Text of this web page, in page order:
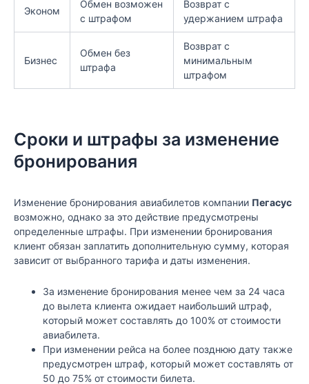
Эконом
Обмен возможен
с штрафом
Возврат с
удержанием штрафа
Бизнес
Обмен без
штрафа
Возврат с
минимальным
штрафом
Сроки и штрафы за изменение
бронирования
Изменение бронирования авиабилетов компании Пегасус
возможно, однако за это действие предусмотрены
определенные штрафы. При изменении бронирования
клиент обязан заплатить дополнительную сумму, которая
зависит от выбранного тарифа и даты изменения.
За изменение бронирования менее чем за 24 часа
до вылета клиента ожидает наибольший штраф,
который может составлять до 100% от стоимости
авиабилета.
При изменении рейса на более позднюю дату также
предусмотрен штраф, который может составлять от
50 до 75% от стоимости билета.